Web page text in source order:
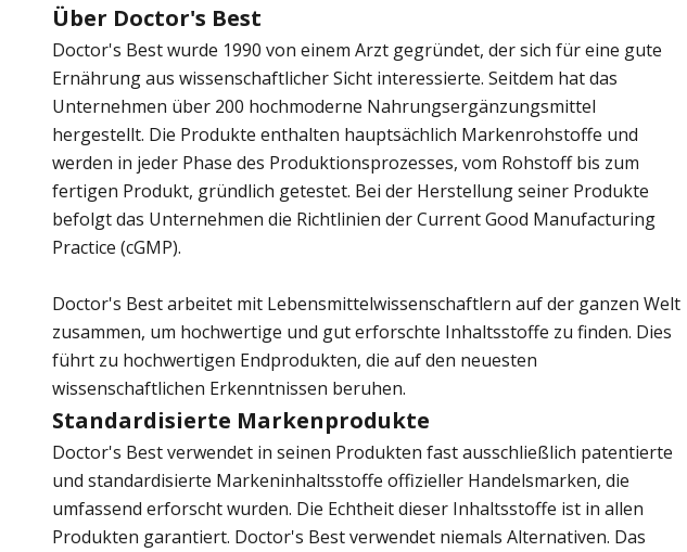
Über Doctor's Best
Doctor's Best wurde 1990 von einem Arzt gegründet, der sich für eine gute
Ernährung aus wissenschaftlicher Sicht interessierte. Seitdem hat das
Unternehmen über 200 hochmoderne Nahrungsergänzungsmittel
hergestellt. Die Produkte enthalten hauptsächlich Markenrohstoffe und
werden in jeder Phase des Produktionsprozesses, vom Rohstoff bis zum
fertigen Produkt, gründlich getestet. Bei der Herstellung seiner Produkte
befolgt das Unternehmen die Richtlinien der Current Good Manufacturing
Practice (cGMP).
Doctor's Best arbeitet mit Lebensmittelwissenschaftlern auf der ganzen Welt
zusammen, um hochwertige und gut erforschte Inhaltsstoffe zu finden. Dies
führt zu hochwertigen Endprodukten, die auf den neuesten
wissenschaftlichen Erkenntnissen beruhen.
Standardisierte Markenprodukte
Doctor's Best verwendet in seinen Produkten fast ausschließlich patentierte
und standardisierte Markeninhaltsstoffe offizieller Handelsmarken, die
umfassend erforscht wurden. Die Echtheit dieser Inhaltsstoffe ist in allen
Produkten garantiert. Doctor's Best verwendet niemals Alternativen. Das